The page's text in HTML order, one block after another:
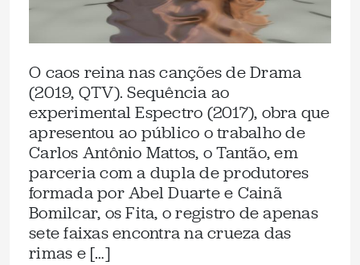
O caos reina nas canções de Drama
(2019, QTV). Sequência ao
experimental Espectro (2017), obra que
apresentou ao público o trabalho de
Carlos Antônio Mattos, o Tantão, em
parceria com a dupla de produtores
formada por Abel Duarte e Cainã
Bomilcar, os Fita, o registro de apenas
sete faixas encontra na crueza das
rimas e […]